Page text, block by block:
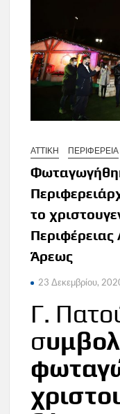
ΑΤΤΙΚΗ ΠΕΡΙΦΕΡΕΙΑ
το
Περιφέρειας
Άρεως
23 Δεκεμβρίου,
Γ.
σ